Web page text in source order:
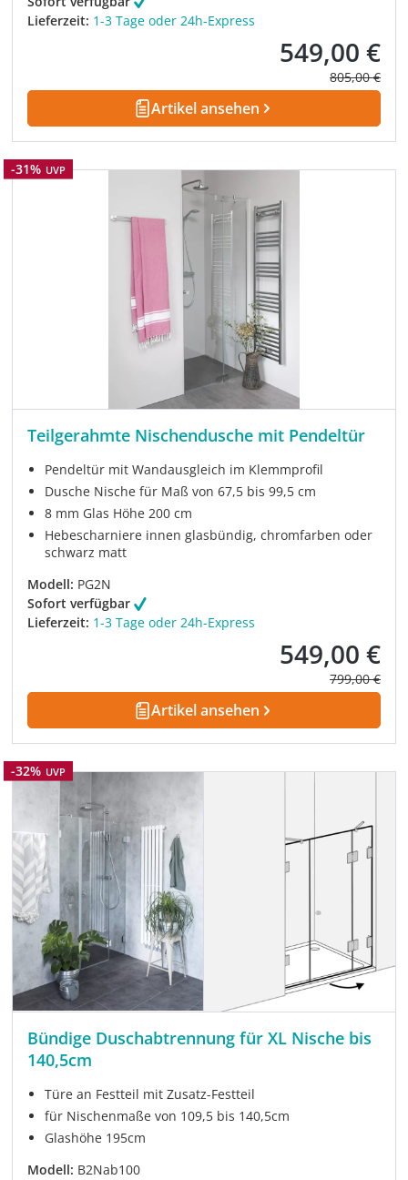
Lieferzeit: 1-3 Tage oder 24h-Express
Verkaufspreis:
549,00 €
Regulärer
805,00 €
Artikel ansehen
Rabatt
-31% UVP
Teilgerahmte Nischendusche mit Pendeltür
Pendeltür mit Wandausgleich im Klemmprofil
Dusche Nische für Maß von 67,5 bis 99,5 cm
8 mm Glas Höhe 200 cm
Hebescharniere innen glasbündig, chromfarben oder
schwarz matt
Modell: PG2N
Sofort verfügbar
Lieferzeit: 1-3 Tage oder 24h-Express
Verkaufspreis:
549,00 €
Regulärer
799,00 €
Artikel ansehen
Rabatt
-32% UVP
Bündige Duschabtrennung für XL Nische bis
140,5cm
Türe an Festteil mit Zusatz-Festteil
für Nischenmaße von 109,5 bis 140,5cm
Glashöhe 195cm
Modell: B2Nab100